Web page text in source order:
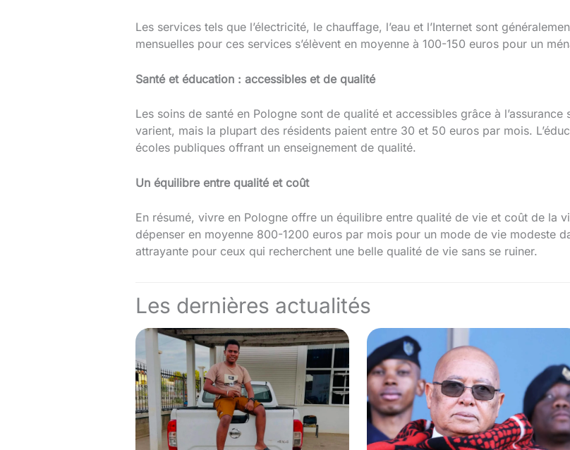
Les services tels que l’électricité, le chauffage, l’eau et l’Internet sont
mensuelles pour ces services s’élèvent en moyenne à 100-150 euros pour un
Santé et éducation : accessibles et de qualité
Les soins de santé en Pologne sont de qualité et accessibles grâce à
varient, mais la plupart des résidents paient entre 30 et 50 euros par mois.
écoles publiques offrant un enseignement de qualité.
Un équilibre entre qualité et coût
En résumé, vivre en Pologne offre un équilibre entre qualité de vie et coût de la
dépenser en moyenne 800-1200 euros par mois pour un mode de vie modeste
attrayante pour ceux qui recherchent une belle qualité de vie sans se ruiner.
Les dernières actualités